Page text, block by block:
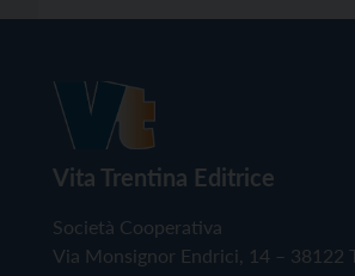
Vita Trentina Editrice
Società Cooperativa
Via Monsignor Endrici, 14 – 38122